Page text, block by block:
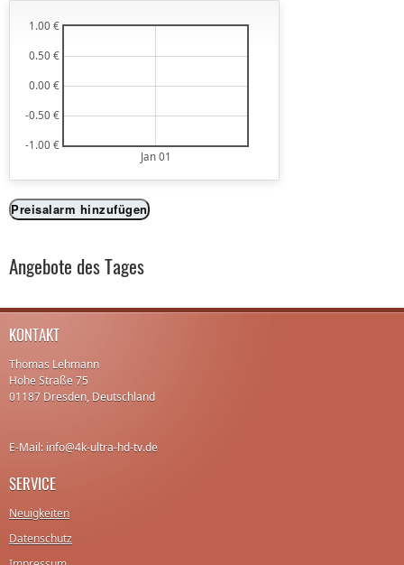
Jan 01
-1.00 €
-0.50 €
0.00 €
0.50 €
1.00 €
Preisalarm hinzufügen
Angebote des Tages
KONTAKT
Thomas Lehmann
Hohe Straße 75
01187 Dresden, Deutschland
E-Mail: info@4k-ultra-hd-tv.de
SERVICE
Neuigkeiten
Datenschutz